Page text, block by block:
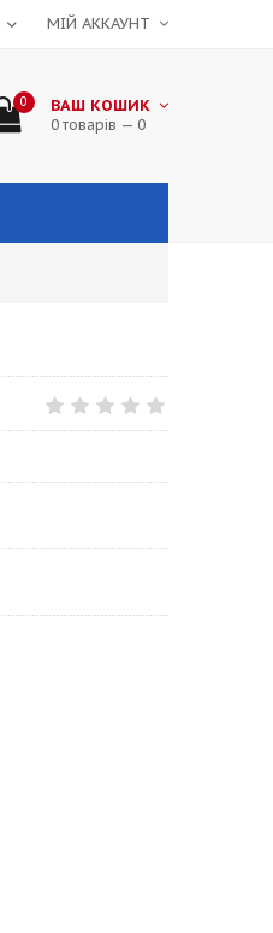
МІЙ АККАУНТ
0 ВАШ КОШИК
0 товарів — 0